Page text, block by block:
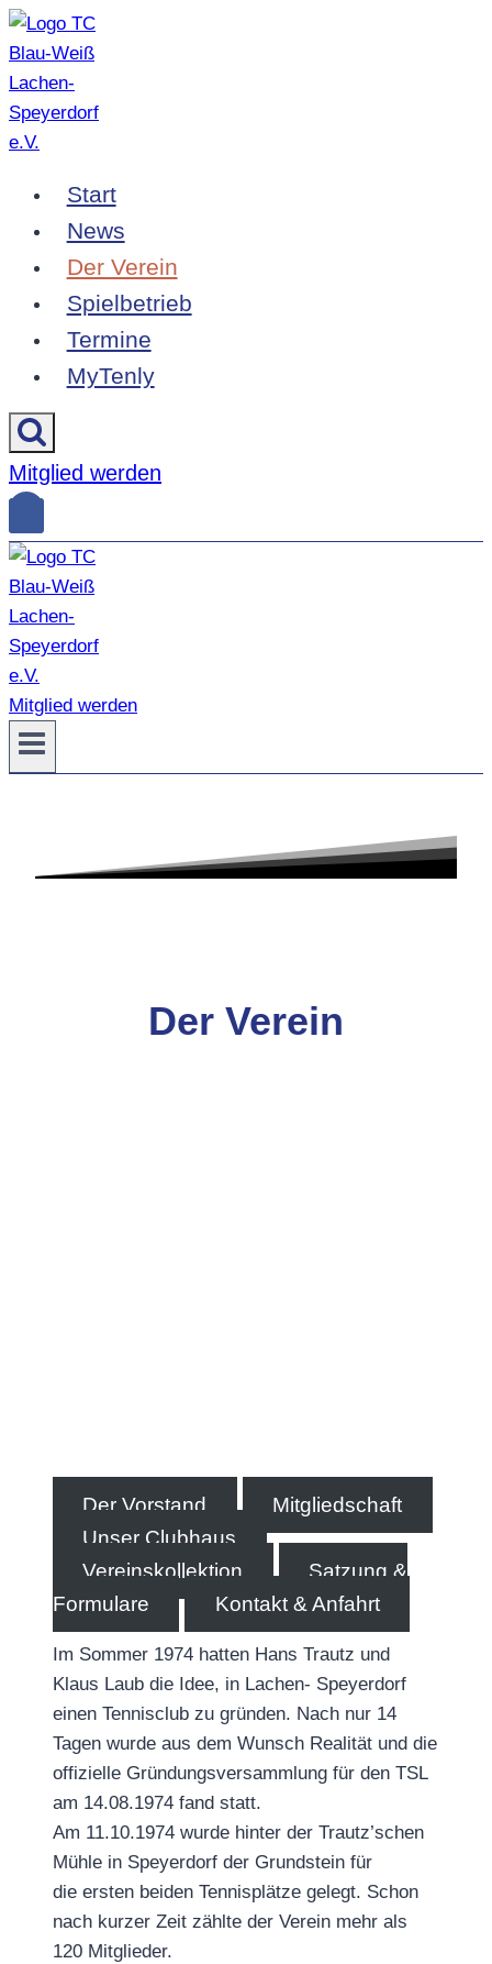
Zum
Inhalt
springen
Start
News
Der Verein
Spielbetrieb
Termine
MyTenly
Mitglied werden
Mitglied werden
Der Verein
Der Vorstand
Mitgliedschaft
Unser Clubhaus
Vereinskollektion
Satzung &
Formulare
Kontakt & Anfahrt
Im Sommer 1974 hatten Hans Trautz und
Klaus Laub die Idee, in Lachen- Speyerdorf
einen Tennisclub zu gründen. Nach nur 14
Tagen wurde aus dem Wunsch Realität und die
offizielle Gründungsversammlung für den TSL
am 14.08.1974 fand statt.
Am 11.10.1974 wurde hinter der Trautz’schen
Mühle in Speyerdorf der Grundstein für
die ersten beiden Tennisplätze gelegt. Schon
nach kurzer Zeit zählte der Verein mehr als
120 Mitglieder.